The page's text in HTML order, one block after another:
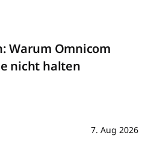
Warum Omnicom
nicht halten
7. Aug 2026